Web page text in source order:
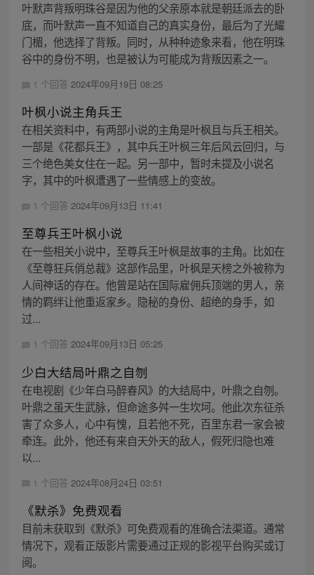
叶默声背叛明珠谷是因为他的父亲原本就是朝廷派去的卧
底，而叶默声一直不知道自己的真实身份，最后为了光耀
门楣，他选择了背叛。同时，从种种迹象来看，他在明珠
谷中的身份不明，也是被认为可能成为背叛因素之一。
1 个回答 2024年09月19日 08:25
叶枫小说主角兵王
在相关资料中，有两部小说的主角是叶枫且与兵王相关。
一部是《花都兵王》，其中兵王叶枫三年后风云回归，与
三个绝色美女住在一起。另一部中，暂时未提及小说名
字，其中的叶枫遭遇了一些情感上的变故。
1 个回答 2024年09月13日 11:41
至尊兵王叶枫小说
在一些相关小说中，至尊兵王叶枫是故事的主角。比如在
《至尊狂兵俏总裁》这部作品里，叶枫是天榜之外被称为
人间神话的存在。他曾是站在国际雇佣兵顶端的男人，亲
情的羁绊让他重返家乡。隐秘的身份、超绝的身手，如
过...
1 个回答 2024年09月13日 05:25
少白大结局叶鼎之自刎
在电视剧《少年白马醉春风》的大结局中，叶鼎之自刎。
叶鼎之虽天生武脉，但命途多舛一生坎坷。他此次东征杀
害了众多人，心中有愧，且若他不死，百里东君一家会被
牵连。此外，他还有来自天外天的敌人，假死归隐也难
以...
1 个回答 2024年08月24日 03:51
《默杀》免费观看
目前未获取到《默杀》可免费观看的准确合法渠道。通常
情况下，观看正版影片需要通过正规的影视平台购买或订
阅。